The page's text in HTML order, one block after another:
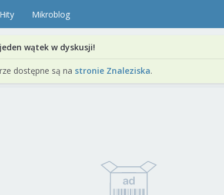
Hity Mikroblog
wątek w dyskusji!
dostępne są na stronie Znaleziska.